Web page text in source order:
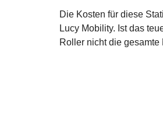
Die Kosten für diese
Lucy Mobility. Ist das
Roller nicht die gesamte